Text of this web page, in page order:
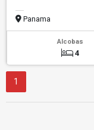
Panama
Alcobas
4
1